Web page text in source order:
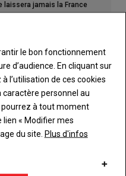
laissera jamais la France
»
le bon fonctionnement
d’audience. En cliquant sur
l’utilisation de ces cookies
personnel au
à tout moment
lien « Modifier mes
du site. Plus d'infos